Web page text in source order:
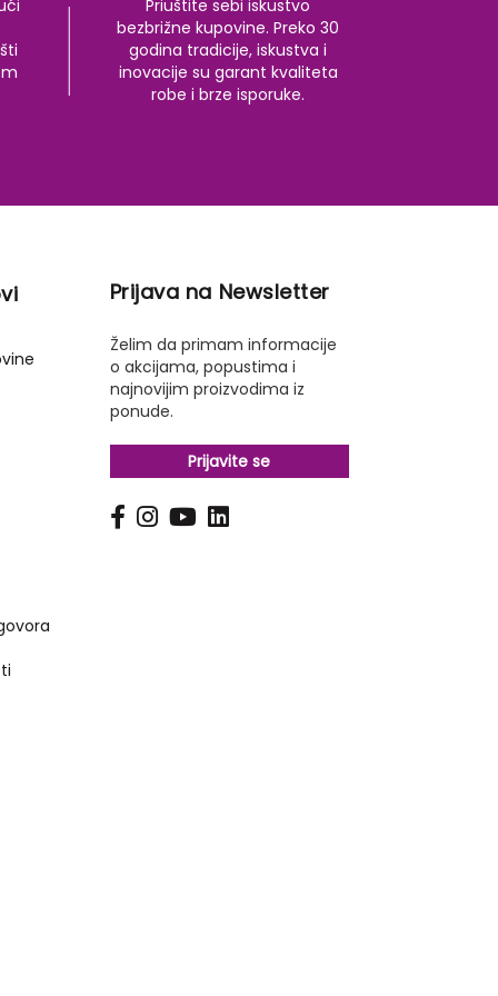
Priuštite sebi iskustvo
bezbrižne kupovine. Preko 30
godina tradicije, iskustva i
inovacije su garant kvaliteta
robe i brze isporuke.
Prijava na Newsletter
Želim da primam informacije
o akcijama, popustima i
najnovijim proizvodima iz
ponude.
Prijavite se